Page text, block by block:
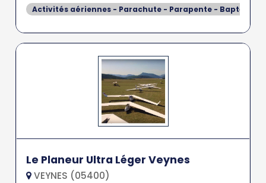
Activités aériennes - Parachute - Parapente - Baptême
Le Planeur Ultra Léger Veynes
VEYNES (05400)